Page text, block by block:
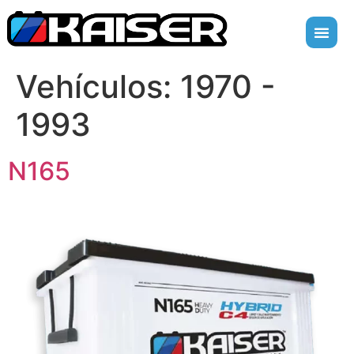
Vehículos: 1970 -
1993
N165